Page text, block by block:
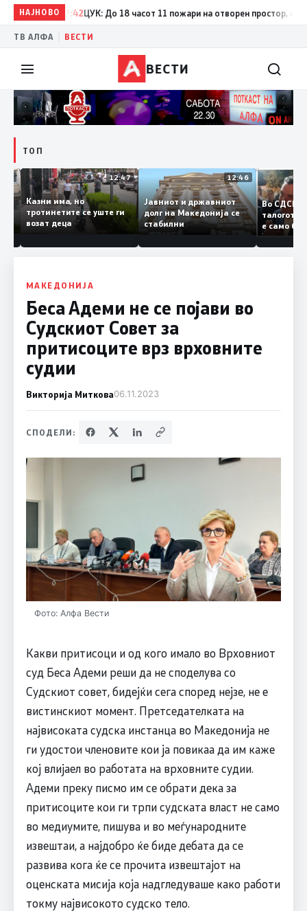
НАЈНОВО
17:42 ЦУК: До 18 часот 11 пожари на отворен простор, од кои
ТВ АЛФА ВЕСТИ
ВЕСТИ
ТОП
12:50
и
12:47
Казни има, но
тротинетите се уште ги
возат деца
12:46
Јавниот и државниот
долг на Македонија се
стабилни
Во
е само
копија
Заев
МАКЕДОНИЈА
Беса Адеми не се појави во
Судскиот Совет за
притисоците врз врховните
судии
Викторија Миткова06.11.2023
СПОДЕЛИ:
Фото: Алфа Вести
Какви притисоци и од кого имало во Врховниот
суд Беса Адеми реши да не споделува со
Судскиот совет, бидејќи сега според нејзе, не е
вистинскиот момент. Претседателката на
највисоката судска инстанца во Македонија не
ги удостои членовите кои ја повикаа да им каже
кој влијаел во работата на врховните судии.
Адеми преку писмо им се обрати дека за
притисоците кои ги трпи судската власт не само
во медиумите, пишува и во меѓународните
извештаи, а најдобро ќе биде дебата да се
развива кога ќе се прочита извештајот на
оценската мисија која надгледуваше како работи
токму највисокото судско тело.